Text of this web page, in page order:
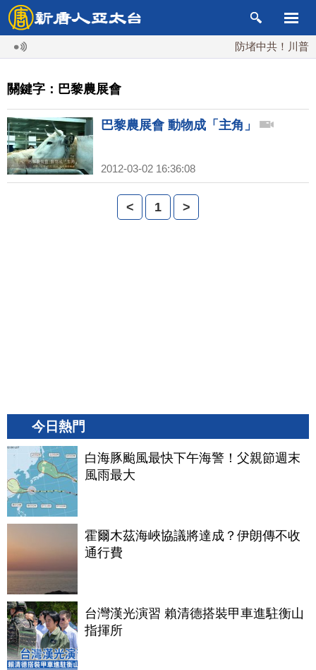
防堵中共！川普
關鍵字：巴黎農展會
巴黎農展會 動物成「主角」
2012-03-02 16:36:08
< 1 >
今日熱門
白海豚颱風最快下午海警！父親節週末
風雨最大
霍爾木茲海峽協議將達成？伊朗傳不收
通行費
台灣漢光演習 賴清德搭裝甲車進駐衡山
指揮所